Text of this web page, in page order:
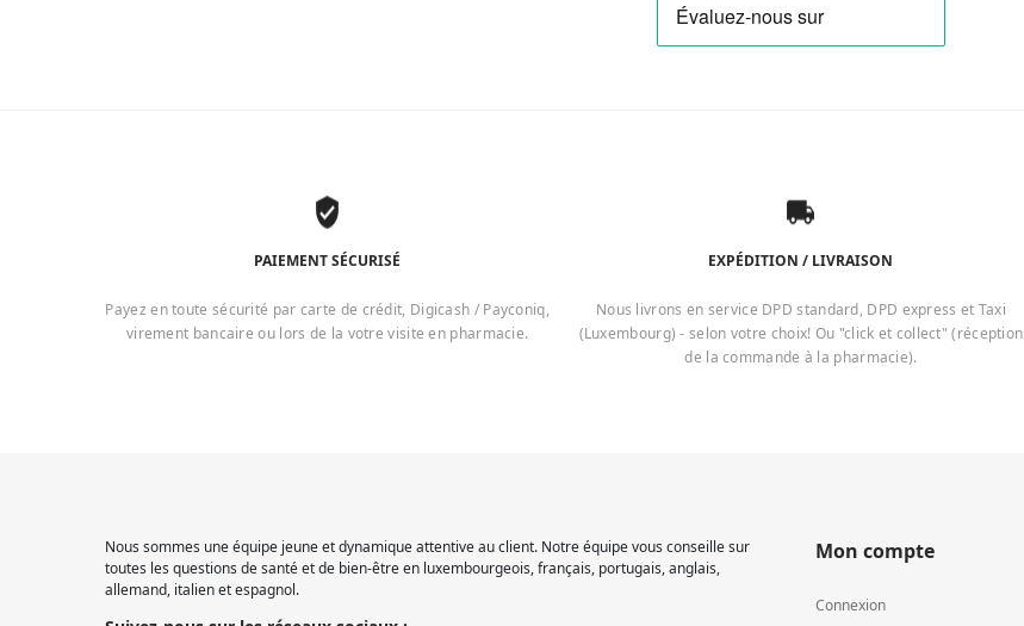
PAIEMENT SÉCURISÉ
Payez en toute sécurité par carte de crédit, Digicash / Payconiq,
virement bancaire ou lors de la votre visite en pharmacie.
EXPÉDITION / LIVRAISON
Nous livrons en service DPD standard, DPD express et Taxi
(Luxembourg) - selon votre choix! Ou "click et collect" (réception
de la commande à la pharmacie).
Nous sommes une équipe jeune et dynamique attentive au client. Notre équipe vous conseille sur
toutes les questions de santé et de bien-être en luxembourgeois, français, portugais, anglais,
allemand, italien et espagnol.
Mon compte
Connexion